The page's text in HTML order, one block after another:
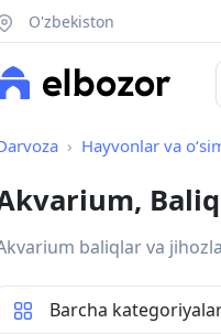
O'zbekiston
Hayvonlar va
baliqlar va
Barcha